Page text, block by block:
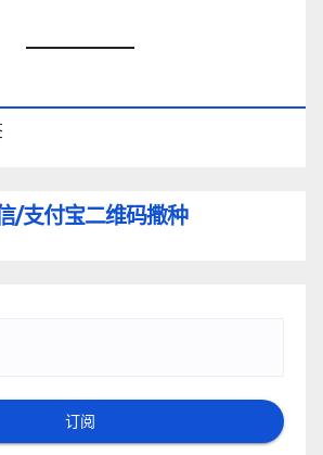
/支付宝二维码撒种
订阅